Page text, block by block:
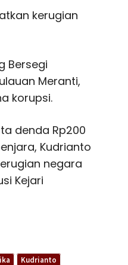
kerugian
Bersegi
Meranti,
korupsi.
denda Rp200
Kudrianto
negara
Kejari
Kudrianto